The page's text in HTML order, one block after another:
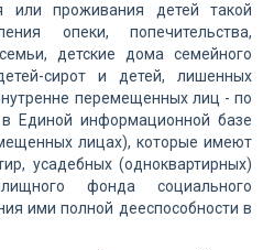
или проживания детей такой
опеки, попечительства,
детские дома семейного
сирот и детей, лишенных
перемещенных лиц - по
Единой информационной базе
лицах), которые имеют
усадебных (одноквартирных)
фонда социального
ими полной дееспособности в